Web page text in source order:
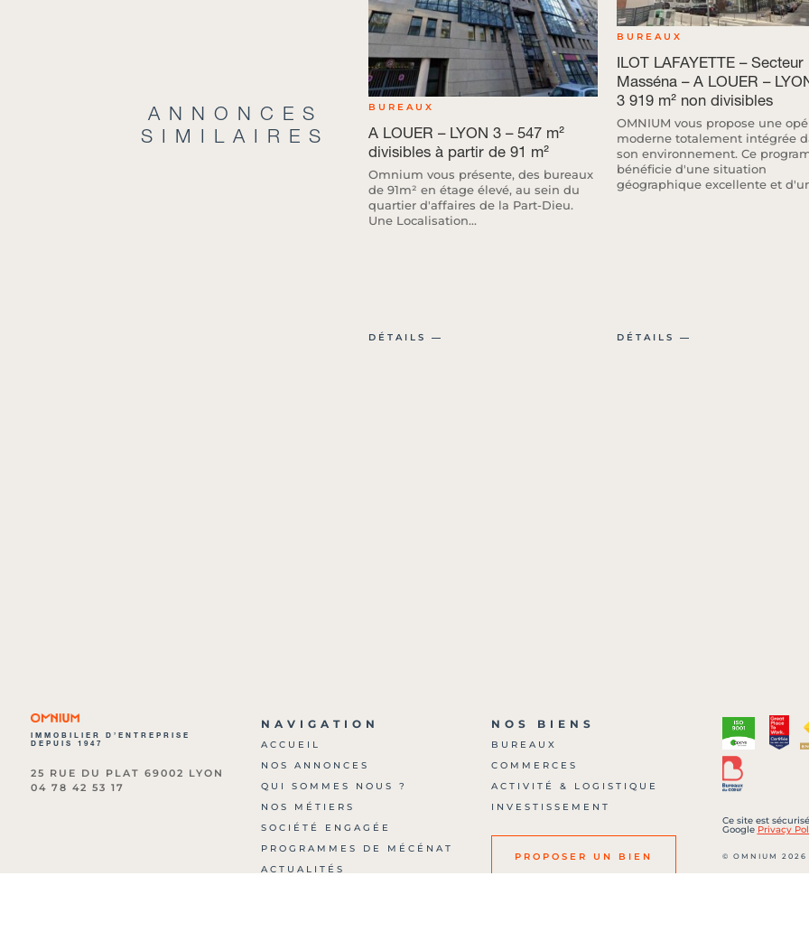
ANNONCES
SIMILAIRES
BUREAUX
A LOUER – LYON 3 – 547 m²
divisibles à partir de 91 m²
Omnium vous présente, des bureaux
de 91m² en étage élevé, au sein du
quartier d'affaires de la Part-Dieu.
Une Localisation...
DÉTAILS ―
BUREAUX
ILOT LAFAYETTE – Secteur
Masséna – A LOUER –
3 919 m² non divisibles
OMNIUM vous propose une
moderne totalement intégrée
son environnement. Ce
bénéficie d'une situation
géographique excellente et
DÉTAILS ―
IMMOBILIER D’ENTREPRISE
DEPUIS 1947
25 RUE DU PLAT 69002 LYON
04 78 42 53 17
NAVIGATION
ACCUEIL
NOS ANNONCES
QUI SOMMES NOUS ?
NOS MÉTIERS
SOCIÉTÉ ENGAGÉE
PROGRAMMES DE MÉCÉNAT
ACTUALITÉS
NOS BIENS
BUREAUX
COMMERCES
ACTIVITÉ & LOGISTIQUE
INVESTISSEMENT
PROPOSER UN BIEN
Ce site est
Google Privacy
© OMNIUM 2026